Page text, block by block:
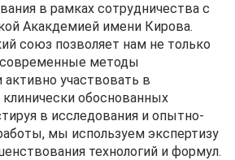
в рамках сотрудничества с
Акакдемией имени Кирова.
союз позволяет нам не только
методы
активно участвовать в
обоснованных
в исследования и опытно-
мы используем экспертизу
технологий и формул.